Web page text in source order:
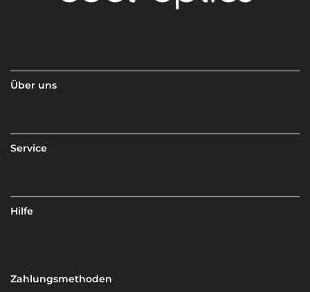
Über uns
Service
Hilfe
Zahlungsmethoden